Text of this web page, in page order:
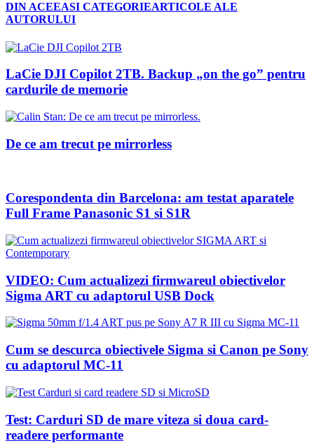
DIN ACEEASI CATEGORIEARTICOLE ALE
AUTORULUI
LaCie DJI Copilot 2TB. Backup „on the go” pentru
cardurile de memorie
De ce am trecut pe mirrorless
Corespondenta din Barcelona: am testat aparatele
Full Frame Panasonic S1 si S1R
VIDEO: Cum actualizezi firmwareul obiectivelor
Sigma ART cu adaptorul USB Dock
Cum se descurca obiectivele Sigma si Canon pe Sony
cu adaptorul MC-11
Test: Carduri SD de mare viteza si doua card-
readere performante